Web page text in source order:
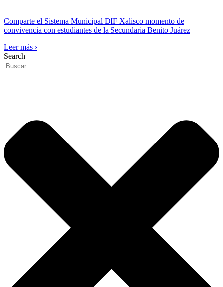
Comparte el Sistema Municipal DIF Xalisco momento de
convivencia con estudiantes de la Secundaria Benito Juárez
Leer más ›
Search